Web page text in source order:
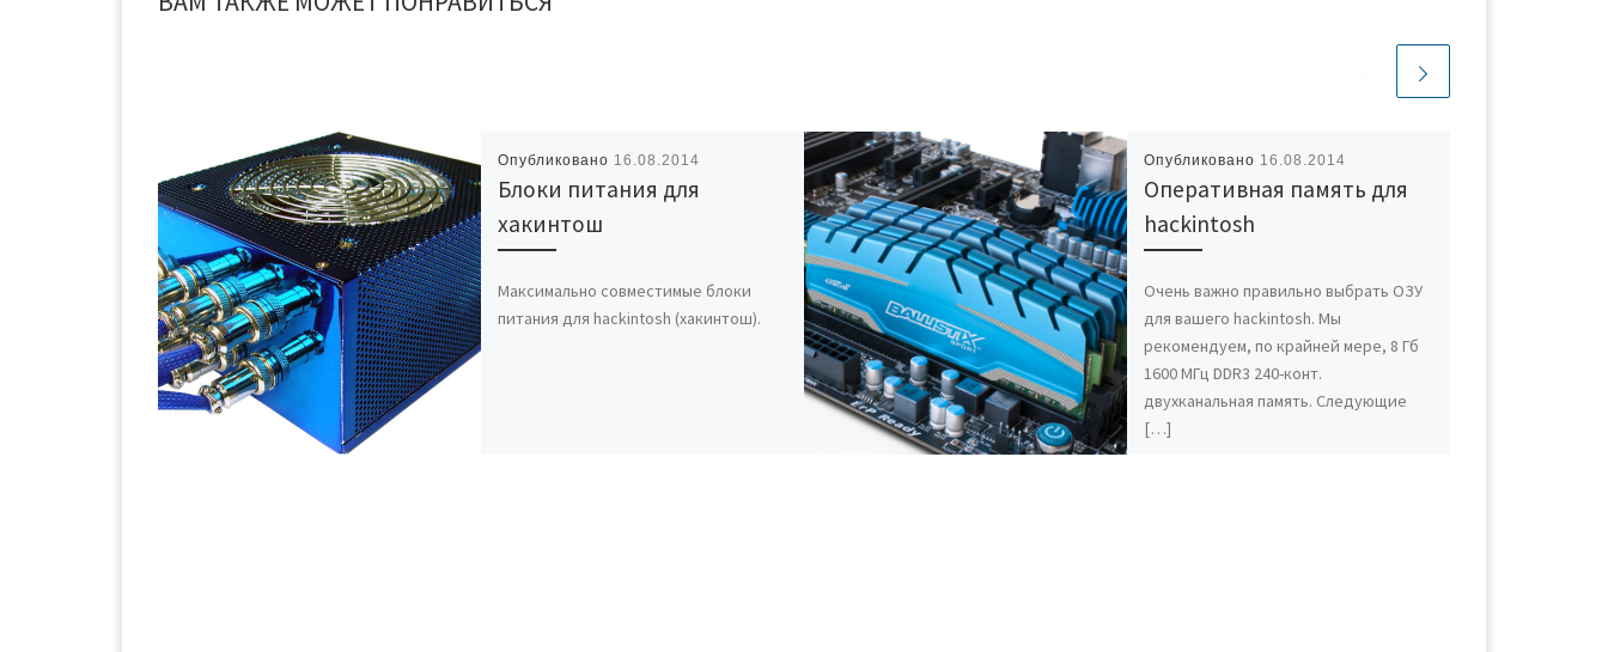
Опубликовано 16.08.2014
Блоки питания для
хакинтош
Максимально совместимые блоки
питания для hackintosh (хакинтош).
Опубликовано 16.08.2014
Оперативная память для
hackintosh
Очень важно правильно выбрать ОЗУ
для вашего hackintosh. Мы
рекомендуем, по крайней мере, 8 Гб
1600 МГц DDR3 240-конт.
двухканальная память. Следующие
[…]